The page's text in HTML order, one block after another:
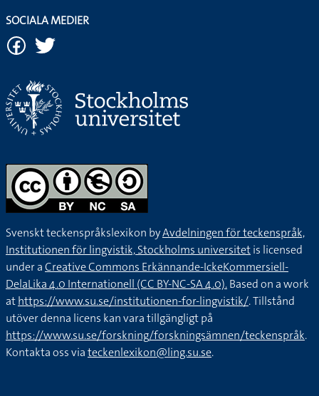
SOCIALA MEDIER
Svenskt teckenspråkslexikon byAvdelningen för teckenspråk,
Institutionen för lingvistik, Stockholms universitetis licensed
under aCreative Commons Erkännande-IckeKommersiell-
DelaLika 4.0 Internationell (CC BY-NC-SA 4.0).Based on a work
athttps://www.su.se/institutionen-for-lingvistik/. Tillstånd
utöver denna licens kan vara tillgängligt på
https://www.su.se/forskning/forskningsämnen/teckenspråk.
Kontakta oss viateckenlexikon@ling.su.se.